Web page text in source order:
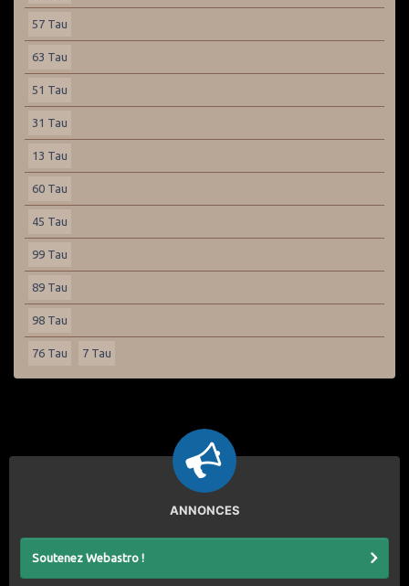
57 Tau
63 Tau
51 Tau
31 Tau
13 Tau
60 Tau
45 Tau
99 Tau
89 Tau
98 Tau
76 Tau 7 Tau
ANNONCES
Soutenez Webastro !